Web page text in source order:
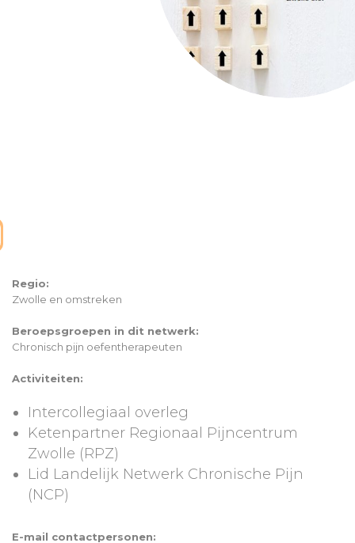
Regio:
Zwolle en omstreken
Beroepsgroepen in dit netwerk:
Chronisch pijn oefentherapeuten
Activiteiten:
Intercollegiaal overleg
Ketenpartner Regionaal Pijncentrum
Zwolle (RPZ)
Lid Landelijk Netwerk Chronische Pijn
(NCP)
E-mail contactpersonen: